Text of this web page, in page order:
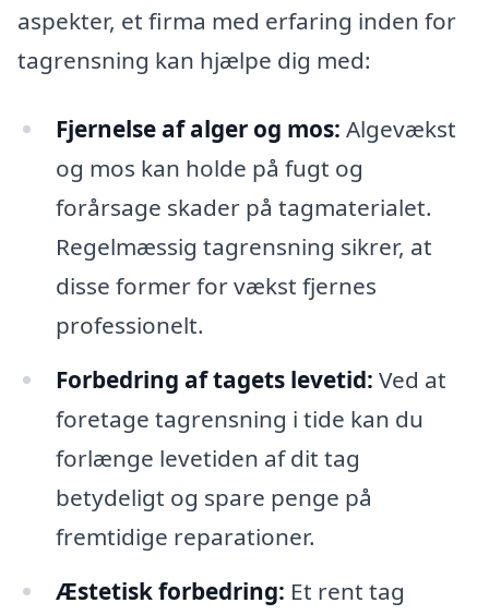
aspekter, et firma med erfaring inden for
tagrensning kan hjælpe dig med:
Fjernelse af alger og mos: Algevækst
og mos kan holde på fugt og
forårsage skader på tagmaterialet.
Regelmæssig tagrensning sikrer, at
disse former for vækst fjernes
professionelt.
Forbedring af tagets levetid: Ved at
foretage tagrensning i tide kan du
forlænge levetiden af dit tag
betydeligt og spare penge på
fremtidige reparationer.
Æstetisk forbedring: Et rent tag